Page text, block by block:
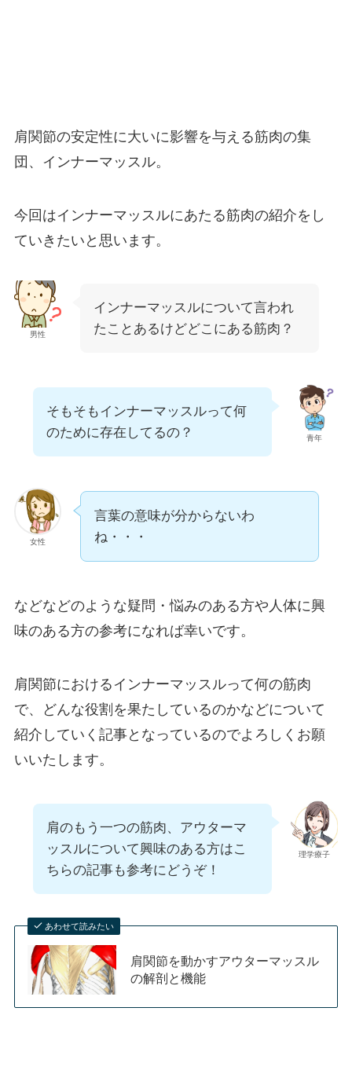
肩関節の安定性に大いに影響を与える筋肉の集
団、インナーマッスル。
今回はインナーマッスルにあたる筋肉の紹介をし
ていきたいと思います。
男性
インナーマッスルについて言われ
たことあるけどどこにある筋肉？
青年
そもそもインナーマッスルって何
のために存在してるの？
女性
言葉の意味が分からないわ
ね・・・
などなどのような疑問・悩みのある方や人体に興
味のある方の参考になれば幸いです。
肩関節におけるインナーマッスルって何の筋肉
で、どんな役割を果たしているのかなどについて
紹介していく記事となっているのでよろしくお願
いいたします。
理学療子
肩のもう一つの筋肉、アウターマ
ッスルについて興味のある方はこ
ちらの記事も参考にどうぞ！
あわせて読みたい
肩関節を動かすアウターマッスル
の解剖と機能